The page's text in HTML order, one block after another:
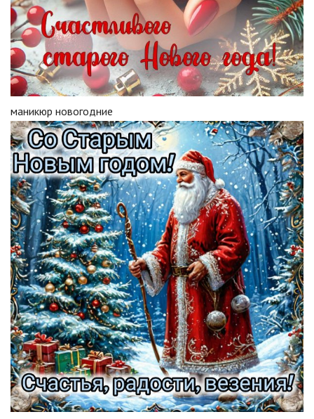
маникюр новогодние